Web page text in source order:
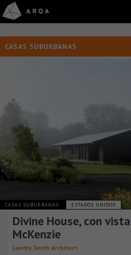
CASAS SUBURBANAS
CASAS SUBURBANAS ESTADOS UNIDOS
Divine House, con
McKenzie
Landry Smith Architect